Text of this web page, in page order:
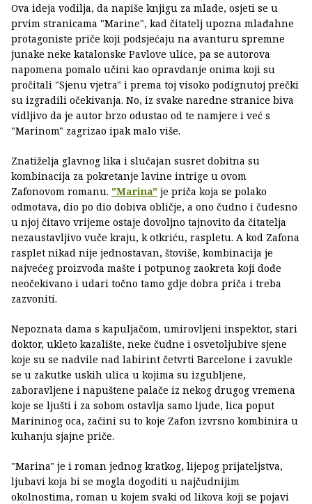
Ova ideja vodilja, da napiše knjigu za mlade, osjeti se u
prvim stranicama "Marine", kad čitatelj upozna mlađahne
protagoniste priče koji podsjećaju na avanturu spremne
junake neke katalonske Pavlove ulice, pa se autorova
napomena pomalo učini kao opravdanje onima koji su
pročitali "Sjenu vjetra" i prema toj visoko podignutoj prečki
su izgradili očekivanja. No, iz svake naredne stranice biva
vidljivo da je autor brzo odustao od te namjere i već s
"Marinom" zagrizao ipak malo više.
Znatiželja glavnog lika i slučajan susret dobitna su
kombinacija za pokretanje lavine intrige u ovom
Zafonovom romanu. "Marina" je priča koja se polako
odmotava, dio po dio dobiva obličje, a ono čudno i čudesno
u njoj čitavo vrijeme ostaje dovoljno tajnovito da čitatelja
nezaustavljivo vuče kraju, k otkriću, raspletu. A kod Zafona
rasplet nikad nije jednostavan, štoviše, kombinacija je
najvećeg proizvoda mašte i potpunog zaokreta koji dođe
neočekivano i udari točno tamo gdje dobra priča i treba
zazvoniti.
Nepoznata dama s kapuljačom, umirovljeni inspektor, stari
doktor, ukleto kazalište, neke čudne i osvetoljubive sjene
koje su se nadvile nad labirint četvrti Barcelone i zavukle
se u zakutke uskih ulica u kojima su izgubljene,
zaboravljene i napuštene palače iz nekog drugog vremena
koje se ljušti i za sobom ostavlja samo ljude, lica poput
Marininog oca, začini su to koje Zafon izvrsno kombinira u
kuhanju sjajne priče.
"Marina" je i roman jednog kratkog, lijepog prijateljstva,
ljubavi koja bi se mogla dogoditi u najčudnijim
okolnostima, roman u kojem svaki od likova koji se pojavi